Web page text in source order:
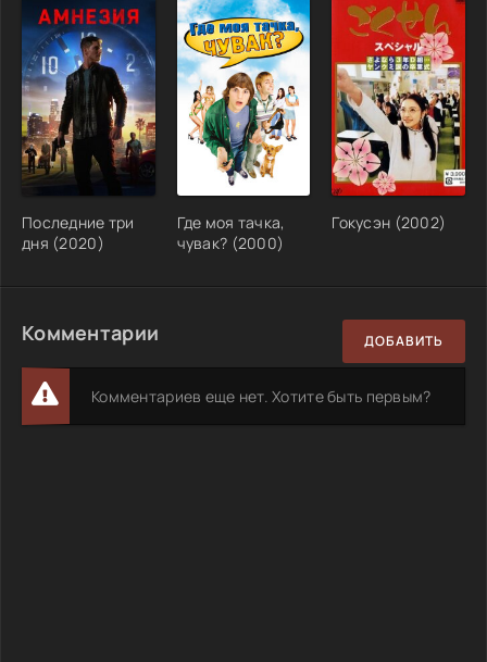
Последние три
дня (2020)
Где моя тачка,
чувак? (2000)
Гокусэн (2002)
Комментарии ДОБАВИТЬ
Комментариев еще нет. Хотите быть первым?